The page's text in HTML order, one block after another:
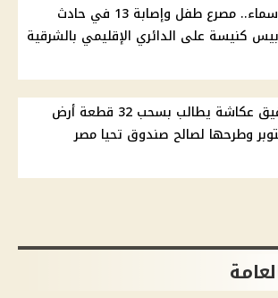
بالأسماء.. مصرع طفل وإصابة 13 في حادث
كنيسة على الدائري الإقليمي بالشرقية
توفيق عكاشة يطالب بسحب 32 قطعة أرض
وطرحها لصالح صندوق تحيا مصر